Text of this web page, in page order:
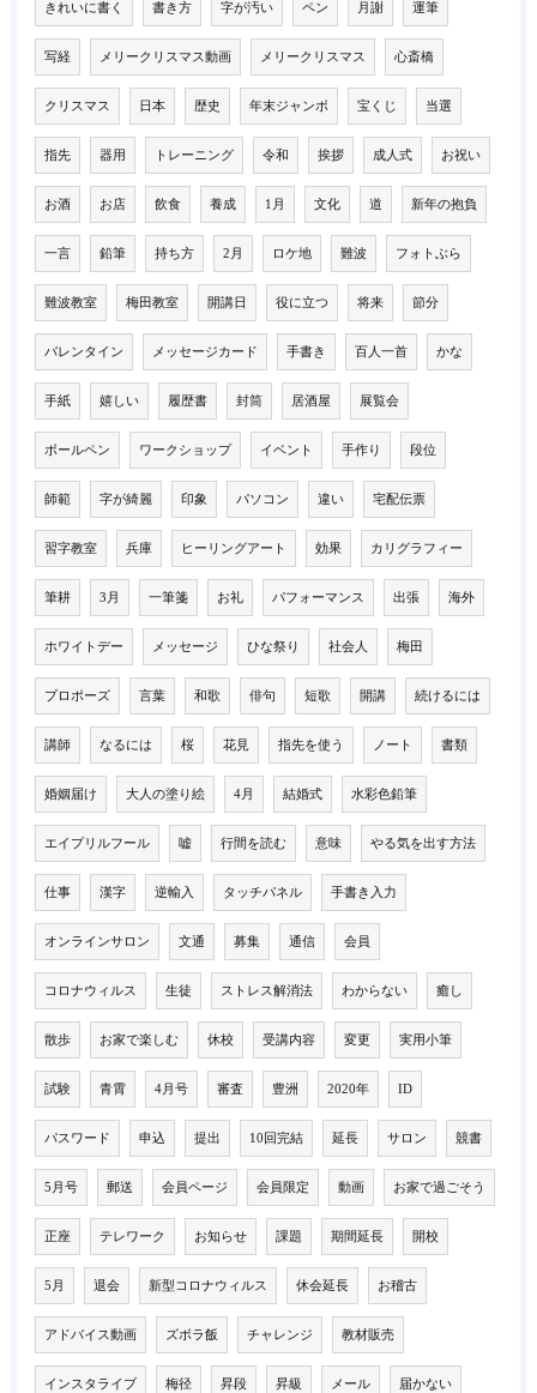
きれいに書く 書き方 字が汚い ペン 月謝 運筆
写経 メリークリスマス動画 メリークリスマス 心斎橋
クリスマス 日本 歴史 年末ジャンボ 宝くじ 当選
指先 器用 トレーニング 令和 挨拶 成人式 お祝い
お酒 お店 飲食 養成 1月 文化 道 新年の抱負
一言 鉛筆 持ち方 2月 ロケ地 難波 フォトぶら
難波教室 梅田教室 開講日 役に立つ 将来 節分
バレンタイン メッセージカード 手書き 百人一首 かな
手紙 嬉しい 履歴書 封筒 居酒屋 展覧会
ボールペン ワークショップ イベント 手作り 段位
師範 字が綺麗 印象 パソコン 違い 宅配伝票
習字教室 兵庫 ヒーリングアート 効果 カリグラフィー
筆耕 3月 一筆箋 お礼 パフォーマンス 出張 海外
ホワイトデー メッセージ ひな祭り 社会人 梅田
プロポーズ 言葉 和歌 俳句 短歌 開講 続けるには
講師 なるには 桜 花見 指先を使う ノート 書類
婚姻届け 大人の塗り絵 4月 結婚式 水彩色鉛筆
エイプリルフール 嘘 行間を読む 意味 やる気を出す方法
仕事 漢字 逆輸入 タッチパネル 手書き入力
オンラインサロン 文通 募集 通信 会員
コロナウィルス 生徒 ストレス解消法 わからない 癒し
散歩 お家で楽しむ 休校 受講内容 変更 実用小筆
試験 青霄 4月号 審査 豊洲 2020年 ID
パスワード 申込 提出 10回完結 延長 サロン 競書
5月号 郵送 会員ページ 会員限定 動画 お家で過ごそう
正座 テレワーク お知らせ 課題 期間延長 開校
5月 退会 新型コロナウィルス 休会延長 お稽古
アドバイス動画 ズボラ飯 チャレンジ 教材販売
インスタライブ 梅径 昇段 昇級 メール 届かない